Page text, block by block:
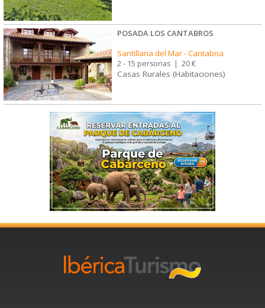
POSADA LOS CANTABROS
Santillana del Mar-Cantabria
2 - 15 personas | 20 €
Casas Rurales (Habitaciones)